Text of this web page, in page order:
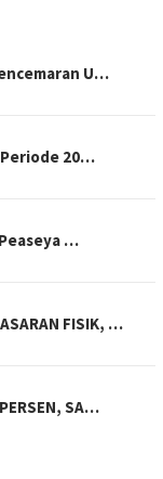
U…
20…
…
FISIK, …
SA…